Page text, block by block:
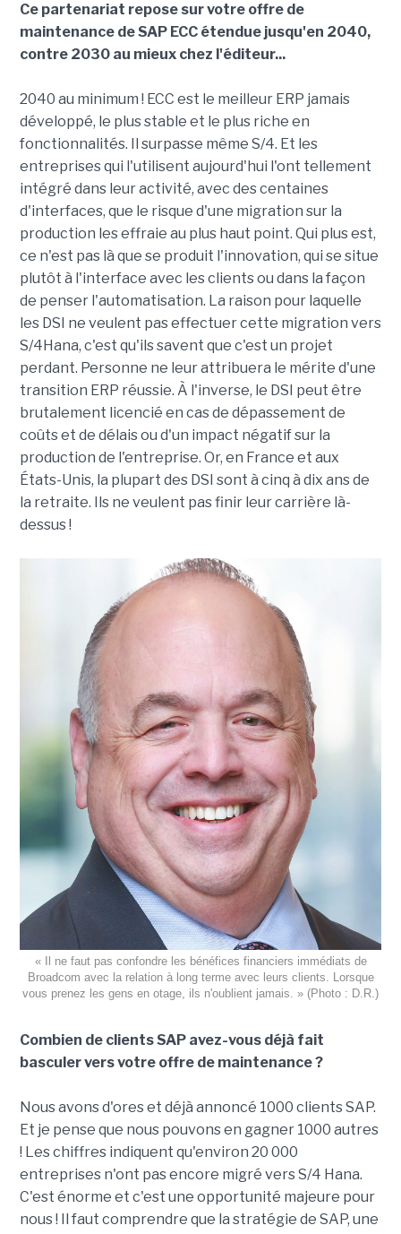
Ce partenariat repose sur votre offre de
maintenance de SAP ECC étendue jusqu'en 2040,
contre 2030 au mieux chez l'éditeur...
2040 au minimum ! ECC est le meilleur ERP jamais
développé, le plus stable et le plus riche en
fonctionnalités. Il surpasse même S/4. Et les
entreprises qui l'utilisent aujourd'hui l'ont tellement
intégré dans leur activité, avec des centaines
d'interfaces, que le risque d'une migration sur la
production les effraie au plus haut point. Qui plus est,
ce n'est pas là que se produit l'innovation, qui se situe
plutôt à l'interface avec les clients ou dans la façon
de penser l'automatisation. La raison pour laquelle
les DSI ne veulent pas effectuer cette migration vers
S/4Hana, c'est qu'ils savent que c'est un projet
perdant. Personne ne leur attribuera le mérite d'une
transition ERP réussie. À l'inverse, le DSI peut être
brutalement licencié en cas de dépassement de
coûts et de délais ou d'un impact négatif sur la
production de l'entreprise. Or, en France et aux
États-Unis, la plupart des DSI sont à cinq à dix ans de
la retraite. Ils ne veulent pas finir leur carrière là-
dessus !
« Il ne faut pas confondre les bénéfices financiers immédiats de
Broadcom avec la relation à long terme avec leurs clients. Lorsque
vous prenez les gens en otage, ils n'oublient jamais. » (Photo : D.R.)
Combien de clients SAP avez-vous déjà fait
basculer vers votre offre de maintenance ?
Nous avons d'ores et déjà annoncé 1000 clients SAP.
Et je pense que nous pouvons en gagner 1000 autres
! Les chiffres indiquent qu'environ 20 000
entreprises n'ont pas encore migré vers S/4 Hana.
C'est énorme et c'est une opportunité majeure pour
nous ! Il faut comprendre que la stratégie de SAP, une